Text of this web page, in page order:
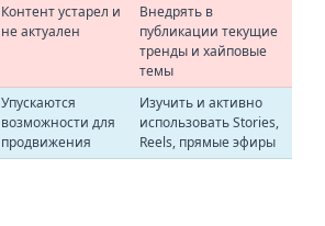
Контент устарел и
не актуален
Внедрять в
публикации текущие
тренды и хайповые
темы
Упускаются
возможности для
продвижения
Изучить и активно
использовать Stories,
Reels, прямые эфиры